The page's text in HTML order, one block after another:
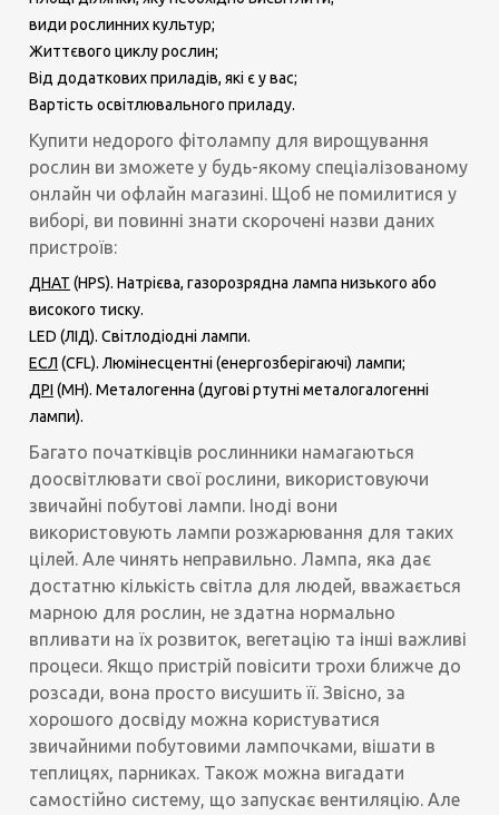
види рослинних культур;
Життєвого циклу рослин;
Від додаткових приладів, які є у вас;
Вартість освітлювального приладу.
Купити недорого фітолампу для вирощування
рослин ви зможете у будь-якому спеціалізованому
онлайн чи офлайн магазині. Щоб не помилитися у
виборі, ви повинні знати скорочені назви даних
пристроїв:
ДНАТ (HPS). Натрієва, газорозрядна лампа низького або
високого тиску.
LED (ЛІД). Світлодіодні лампи.
ЕСЛ (CFL). Люмінесцентні (енергозберігаючі) лампи;
ДРІ(MH). Металогенна (дугові ртутні металогалогенні
лампи).
Багато початківців рослинники намагаються
доосвітлювати свої рослини, використовуючи
звичайні побутові лампи. Іноді вони
використовують лампи розжарювання для таких
цілей. Але чинять неправильно. Лампа, яка дає
достатню кількість світла для людей, вважається
марною для рослин, не здатна нормально
впливати на їх розвиток, вегетацію та інші важливі
процеси. Якщо пристрій повісити трохи ближче до
розсади, вона просто висушить її. Звісно, ​​за
хорошого досвіду можна користуватися
звичайними побутовими лампочками, вішати в
теплицях, парниках. Також можна вигадати
самостійно систему, що запускає вентиляцію. Але